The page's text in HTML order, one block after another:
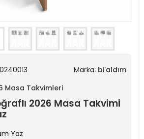
Marka: bi'aldım
Masa Takvimleri
2026 Masa Takvimi
Yaz